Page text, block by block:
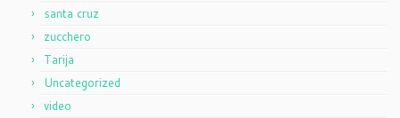
santa cruz
zucchero
Tarija
Uncategorized
video